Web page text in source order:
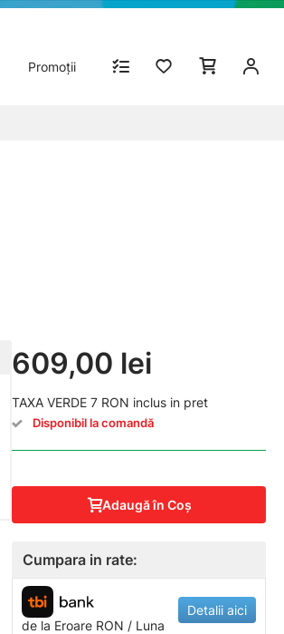
Promoții
609,00 lei
TAXA VERDE 7 RON inclus in pret
Disponibil la comandă
Adaugă în Coş
Cumpara in rate:
de la Eroare RON / Luna
Detalii aici